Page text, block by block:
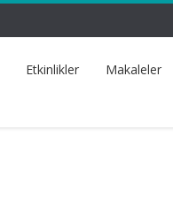
Etkinlikler Makaleler